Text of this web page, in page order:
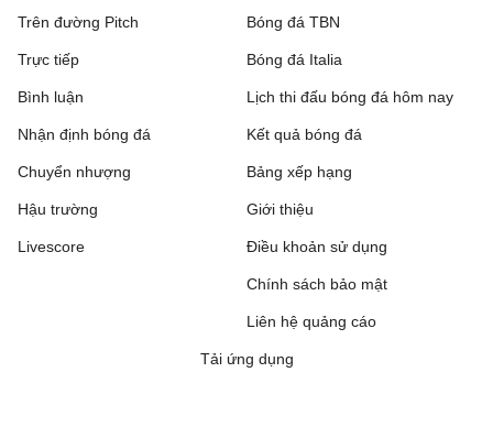
Trên đường Pitch
Trực tiếp
Bóng đá TBN
Bóng đá Italia
Bình luận
Nhận định bóng đá
Chuyển nhượng
Hậu trường
Livescore
Lịch thi đấu bóng đá hôm nay
Kết quả bóng đá
Bảng xếp hạng
Giới thiệu
Điều khoản sử dụng
Chính sách bảo mật
Liên hệ quảng cáo
Tải ứng dụng